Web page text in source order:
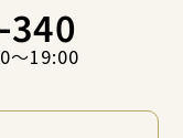
〜19:00